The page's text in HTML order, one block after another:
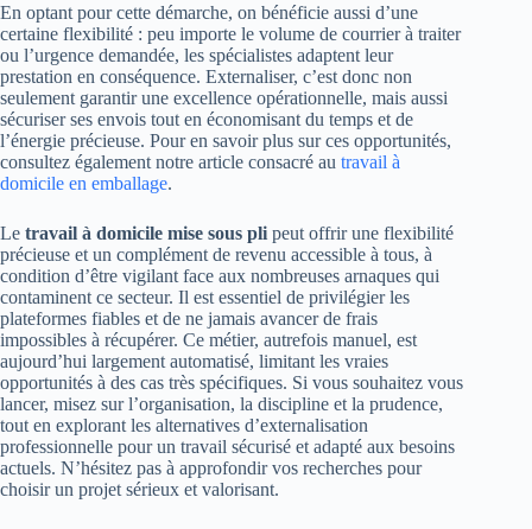
En optant pour cette démarche, on bénéficie aussi d’une
certaine flexibilité : peu importe le volume de courrier à traiter
ou l’urgence demandée, les spécialistes adaptent leur
prestation en conséquence. Externaliser, c’est donc non
seulement garantir une excellence opérationnelle, mais aussi
sécuriser ses envois tout en économisant du temps et de
l’énergie précieuse. Pour en savoir plus sur ces opportunités,
consultez également notre article consacré au travail à
domicile en emballage.
Le travail à domicile mise sous pli peut offrir une flexibilité
précieuse et un complément de revenu accessible à tous, à
condition d’être vigilant face aux nombreuses arnaques qui
contaminent ce secteur. Il est essentiel de privilégier les
plateformes fiables et de ne jamais avancer de frais
impossibles à récupérer. Ce métier, autrefois manuel, est
aujourd’hui largement automatisé, limitant les vraies
opportunités à des cas très spécifiques. Si vous souhaitez vous
lancer, misez sur l’organisation, la discipline et la prudence,
tout en explorant les alternatives d’externalisation
professionnelle pour un travail sécurisé et adapté aux besoins
actuels. N’hésitez pas à approfondir vos recherches pour
choisir un projet sérieux et valorisant.